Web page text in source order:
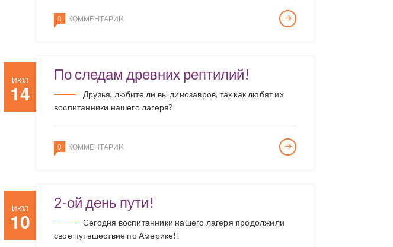
0 КОММЕНТАРИИ
ИЮЛ
14
По следам древних рептилий!
Друзья, любите ли вы динозавров, так как любят их
воспитанники нашего лагеря?
0 КОММЕНТАРИИ
ИЮЛ
10
2-ой день пути!
Сегодня воспитанники нашего лагеря продолжили
свое путешествие по Америке!!